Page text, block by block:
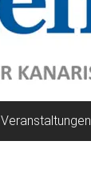
Veranstaltungen